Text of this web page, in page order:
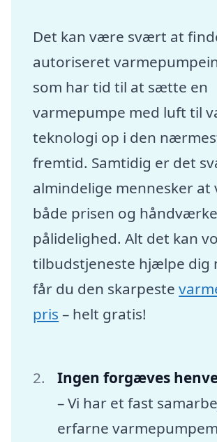
Det kan være svært at
autoriseret
som har tid til at sætte en
varmepumpe med luft til
teknologi op i den
fremtid. Samtidig er det
almindelige mennesker at
både prisen og
pålidelighed. Alt det kan
tilbudstjeneste hjælpe dig
får du den skarpeste
pris – helt gratis!
Ingen forgæves
– Vi har et fast
erfarne